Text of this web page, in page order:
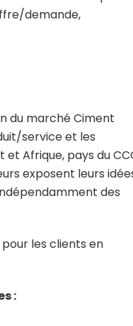
demande,
du marché Ciment
service et les
Afrique, pays du
exposent leurs
des
les clients en
: